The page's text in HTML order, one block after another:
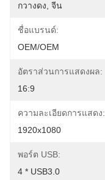
กวางดง, จีน
ชื่อแบรนด์:
OEM/OEM
อัตราส่วนการแสดงผล:
16:9
ความละเอียดการแสดง:
1920x1080
พอร์ต USB:
4 * USB3.0